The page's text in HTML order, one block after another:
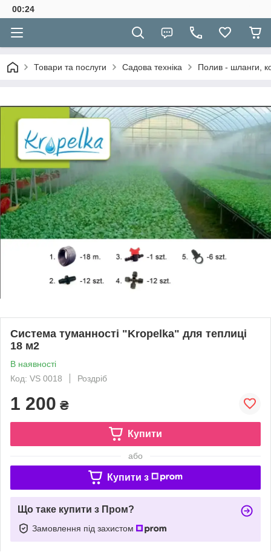
00:24
Товари та послуги Садова техніка Полив - шланги,
Система туманності "Kropelka" для теплиці
18 м2
В наявності
Код: VS 0018
Роздріб
1 200 ₴
Купити
або
Купити з
Що таке купити з Пром?
Замовлення під захистом